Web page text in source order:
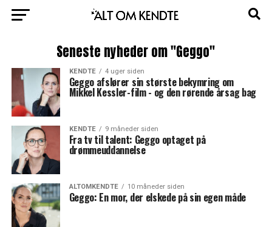
Seneste nyheder om "Geggo"
KENDTE 4 uger siden
Geggo afslører sin største bekymring om
Mikkel Kessler-film - og den rørende årsag bag
KENDTE 9 måneder siden
Fra tv til talent: Geggo optaget på
drømmeuddannelse
ALTOMKENDTE 10 måneder siden
Geggo: En mor, der elskede på sin egen måde